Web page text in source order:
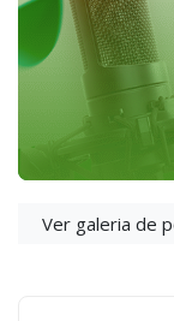
Ver galeria de